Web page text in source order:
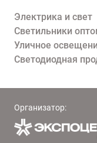
Электрика и свет
Светильники
Уличное
Светодиодная
Организатор: